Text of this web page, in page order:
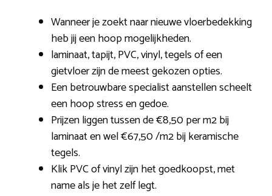
Wanneer je zoekt naar nieuwe vloerbedekking
heb jij een hoop mogelijkheden.
laminaat, tapijt, PVC, vinyl, tegels of een
gietvloer zijn de meest gekozen opties.
Een betrouwbare specialist aanstellen scheelt
een hoop stress en gedoe.
Prijzen liggen tussen de €8,50 per m2 bij
laminaat en wel €67,50 /m2 bij keramische
tegels.
Klik PVC of vinyl zijn het goedkoopst, met
name als je het zelf legt.